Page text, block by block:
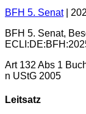
BFH 5. Senat
BFH 5. Senat,
Art 132 Abs 1
n UStG 2005
Leitsatz